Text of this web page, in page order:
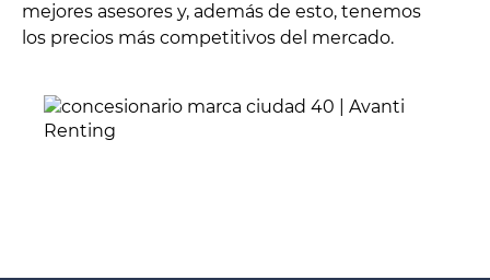
mejores asesores y, además de esto, tenemos
los precios más competitivos del mercado.